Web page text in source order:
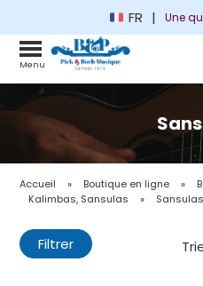
FR Une
Menu
Accueil » Boutique en ligne »
Kalimbas, Sansulas
» Sansulas
Filtrer